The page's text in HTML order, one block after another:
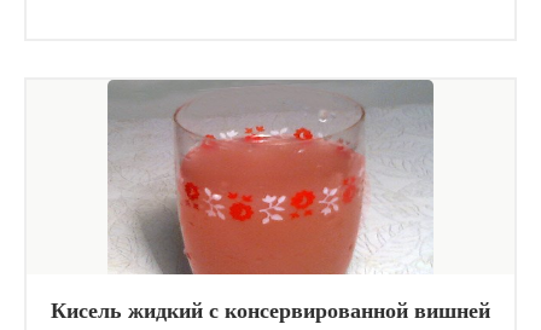
Кисель жидкий с консервированной вишней